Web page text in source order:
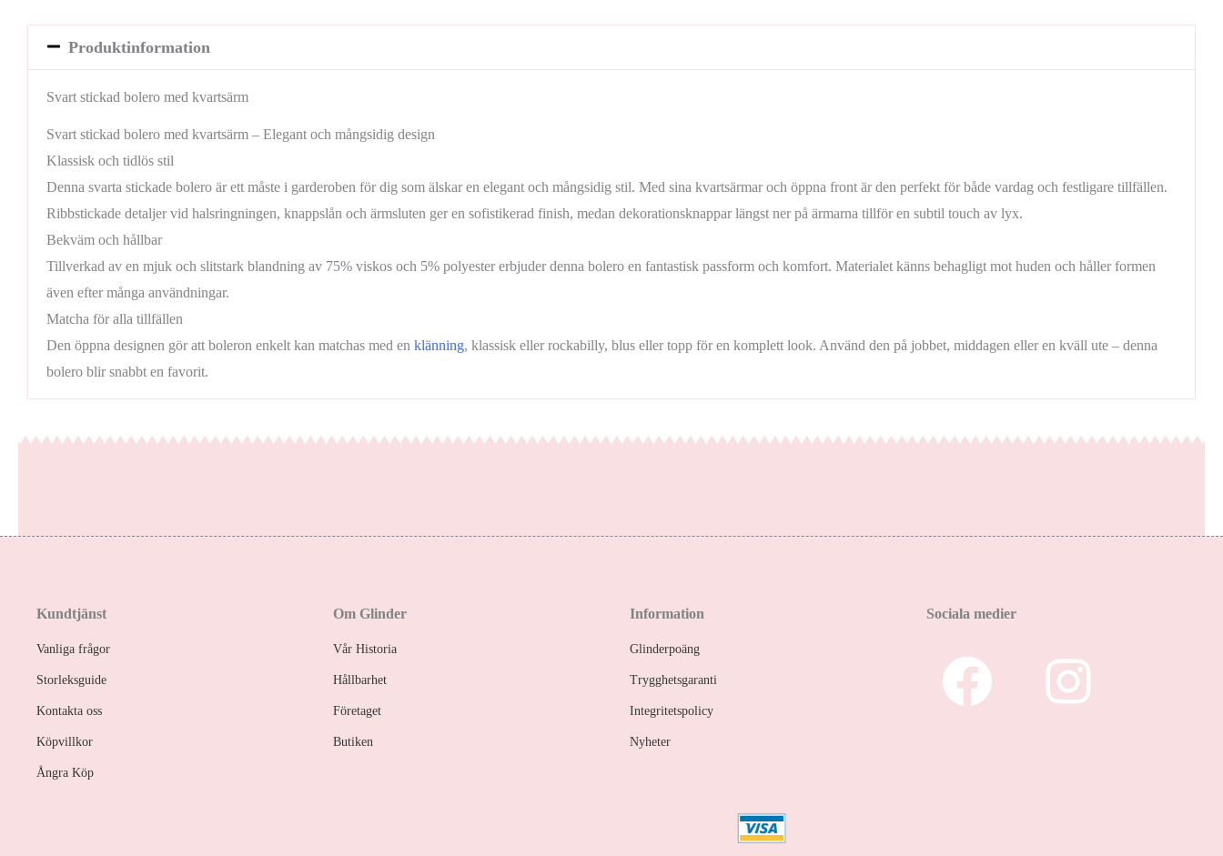
Produktinformation
Svart stickad bolero med kvartsärm
Svart stickad bolero med kvartsärm – Elegant och mångsidig design
Klassisk och tidlös stil
Denna svarta stickade bolero är ett måste i garderoben för dig som älskar en elegant och mångsidig stil. Med sina kvartsärmar och öppna front är den perfekt för både vardag och festligare tillfällen.
Ribbstickade detaljer vid halsringningen, knappslån och ärmsluten ger en sofistikerad finish, medan dekorationsknappar längst ner på ärmarna tillför en subtil touch av lyx.
Bekväm och hållbar
Tillverkad av en mjuk och slitstark blandning av 75% viskos och 5% polyester erbjuder denna bolero en fantastisk passform och komfort. Materialet känns behagligt mot huden och håller formen
även efter många användningar.
Matcha för alla tillfällen
Den öppna designen gör att boleron enkelt kan matchas med en klänning, klassisk eller rockabilly, blus eller topp för en komplett look. Använd den på jobbet, middagen eller en kväll ute – denna
bolero blir snabbt en favorit.
Kundtjänst
Vanliga frågor
Storleksguide
Kontakta oss
Köpvillkor
Ångra Köp
Om Glinder
Vår Historia
Hållbarhet
Företaget
Butiken
Information
Glinderpoäng
Trygghetsgaranti
Integritetspolicy
Nyheter
Sociala medier